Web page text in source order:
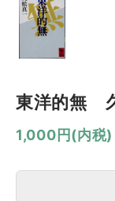
東洋的無
1,000円(内税)